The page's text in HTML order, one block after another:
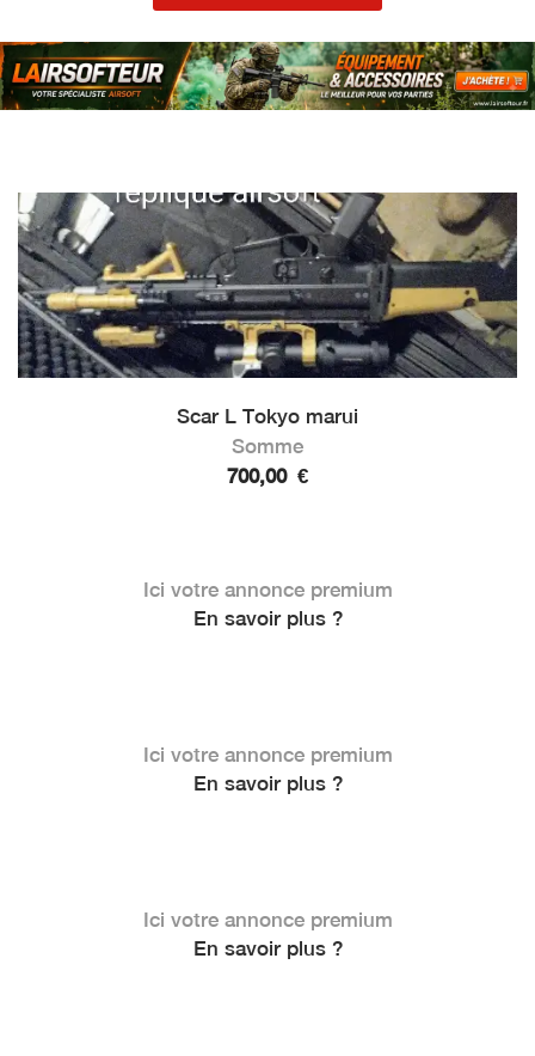
Scar L Tokyo marui
Somme
700,00 €
Ici votre annonce premium
En savoir plus ?
Ici votre annonce premium
En savoir plus ?
Ici votre annonce premium
En savoir plus ?